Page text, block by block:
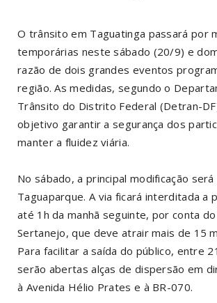
O trânsito em Taguatinga passará por
temporárias neste sábado (20/9) e
razão de dois grandes eventos
região. As medidas, segundo o
Trânsito do Distrito Federal (Detran-
objetivo garantir a segurança dos
manter a fluidez viária.
No sábado, a principal modificação
Taguaparque. A via ficará interditada a
até 1h da manhã seguinte, por conta
Sertanejo, que deve atrair mais de 15
Para facilitar a saída do público, entre
serão abertas alças de dispersão em
à Avenida Hélio Prates e à BR-070.